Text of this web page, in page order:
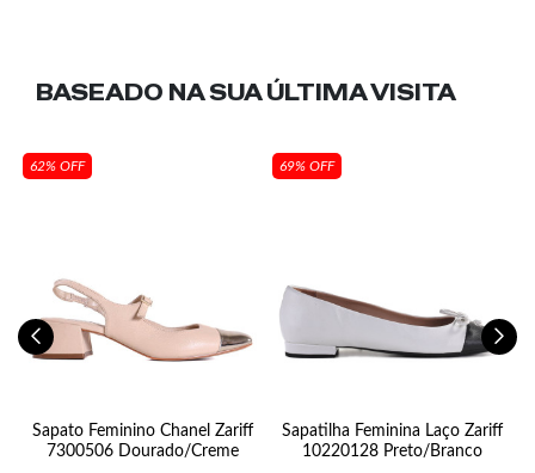
BASEADO NA SUAÚLTIMA VISITA
62% OFF
Sapato Feminino Chanel Zariff
7300506 Dourado/Creme
69% OFF
Sapatilha Feminina Laço Zariff
10220128 Preto/Branco